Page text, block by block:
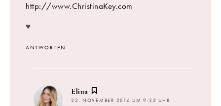
http://www.ChristinaKey.com
♥
ANTWORTEN
Elina
22. NOVEMBER 2016 UM 9:23 UHR